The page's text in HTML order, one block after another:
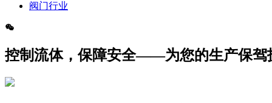
阀门行业
控制流体，保障安全——为您的生产保驾